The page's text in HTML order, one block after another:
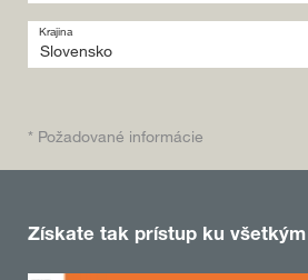
Krajina
* Požadované informácie
Získate tak prístup ku